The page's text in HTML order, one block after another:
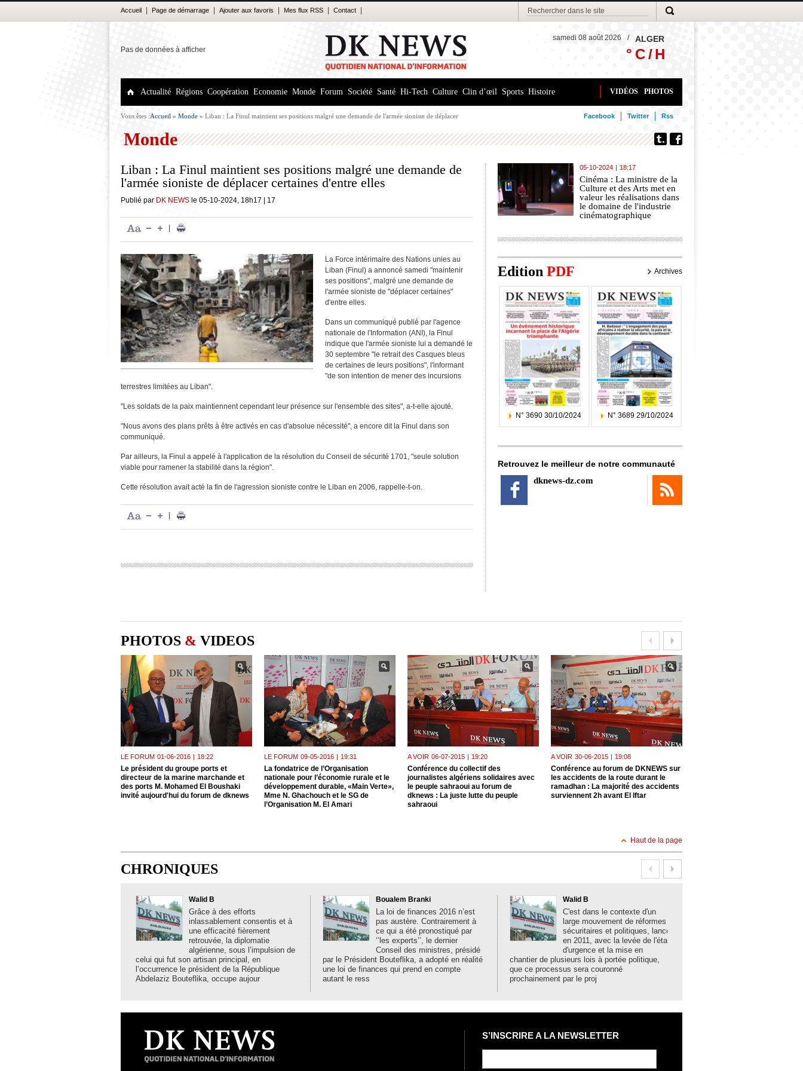
Accueil Page de démarrage Ajouter aux favoris Mes flux RSS Contact
Pas de données à afficher
ALGER
/
samedi 08 août 2026
° C /H
Actualité Régions Coopération Economie Monde Forum Société Santé Hi-Tech Culture Clin d’œil Sports Histoire VIDÉOS PHOTOS
Vous êtes :Accueil » Monde » Liban : La Finul maintient ses positions malgré une demande de l'armée sioniste de déplacer
Facebook Twitter Rss
Monde
Liban : La Finul maintient ses positions malgré une demande de
l'armée sioniste de déplacer certaines d'entre elles
Publié par DK NEWS le 05-10-2024, 18h17 17
La Force intérimaire des Nations unies au
Liban (Finul) a annoncé samedi "maintenir
ses positions", malgré une demande de
l'armée sioniste de "déplacer certaines"
d'entre elles.
Dans un communiqué publié par l'agence
nationale de l'Information (ANI), la Finul
indique que l'armée sioniste lui a demandé le
30 septembre "le retrait des Casques bleus
de certaines de leurs positions", l'informant
"de son intention de mener des incursions
terrestres limitées au Liban".
"Les soldats de la paix maintiennent cependant leur présence sur l'ensemble des sites", a-t-elle ajouté.
"Nous avons des plans prêts à être activés en cas d'absolue nécessité", a encore dit la Finul dans son
communiqué.
Par ailleurs, la Finul a appelé à l'application de la résolution du Conseil de sécurité 1701, "seule solution
viable pour ramener la stabilité dans la région".
Cette résolution avait acté la fin de l'agression sioniste contre le Liban en 2006, rappelle-t-on.
05-10-2024 | 18:17
Cinéma : La ministre de la
Culture et des Arts met en
valeur les réalisations dans
le domaine de l'industrie
cinématographique
Edition PDF Archives
N° 3690 30/10/2024 N° 3689 29/10/2024
Retrouvez le meilleur de notre communauté
dknews-dz.com
PHOTOS & VIDEOS
LE FORUM 01-06-2016 | 18:22
Le président du groupe ports et
directeur de la marine marchande et
des ports M. Mohamed El Boushaki
invité aujourd'hui du forum de dknews
LE FORUM 09-05-2016 | 19:31
La fondatrice de l’Organisation
nationale pour l’économie rurale et le
développement durable, «Main Verte»,
Mme N. Ghachouch et le SG de
l’Organisation M. El Amari
A VOIR 06-07-2015 | 19:20
Conférence du collectif des
journalistes algériens solidaires avec
le peuple sahraoui au forum de
dknews : La juste lutte du peuple
sahraoui
A VOIR 30-06-2015 | 19:08
Conférence au forum de DKNEWS sur
les accidents de la route durant le
ramadhan : La majorité des accidents
surviennent 2h avant El Iftar
Haut de la page
CHRONIQUES
Walid B
Grâce à des efforts
inlassablement consentis et à
une efficacité fièrement
retrouvée, la diplomatie
algérienne, sous l’impulsion de
celui qui fut son artisan principal, en
l’occurrence le président de la République
Abdelaziz Bouteflika, occupe aujour
Boualem Branki
La loi de finances 2016 n’est
pas austère. Contrairement à
ce qui a été pronostiqué par
‘’les experts’’, le dernier
Conseil des ministres, présidé
par le Président Bouteflika, a adopté en réalité
une loi de finances qui prend en compte
autant le ress
Walid B
C'est dans le contexte d'un
large mouvement de réformes
sécuritaires et politiques, lancé
en 2011, avec la levée de l'état
d'urgence et la mise en
chantier de plusieurs lois à portée politique,
que ce processus sera couronné
prochainement par le proj
S’INSCRIRE A LA NEWSLETTER